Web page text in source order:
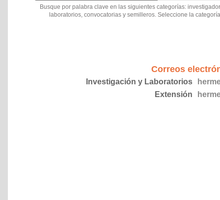
Busque por palabra clave en las siguientes categorías:
laboratorios, convocatorias y semilleros. Seleccione la
Correos
Investigación y Laboratorios
Extensión